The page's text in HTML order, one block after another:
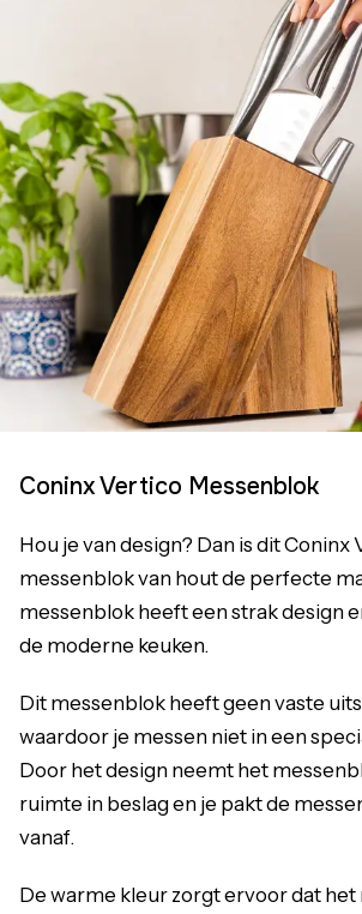
Coninx Vertico Messenblok
Hou je van design? Dan is dit Coninx
messenblok van hout de perfecte
messenblok heeft een strak design
de moderne keuken.
Dit messenblok heeft geen vaste
waardoor je messen niet in een
Door het design neemt het
ruimte in beslag en je pakt de
vanaf.
De warme kleur zorgt ervoor dat